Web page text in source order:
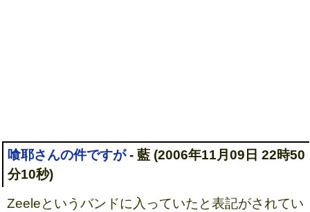
喰耶さんの件ですが- 藍 (2006年11月09日 22時50
分10秒)
Zeeleというバンドに入っていたと表記がされてい